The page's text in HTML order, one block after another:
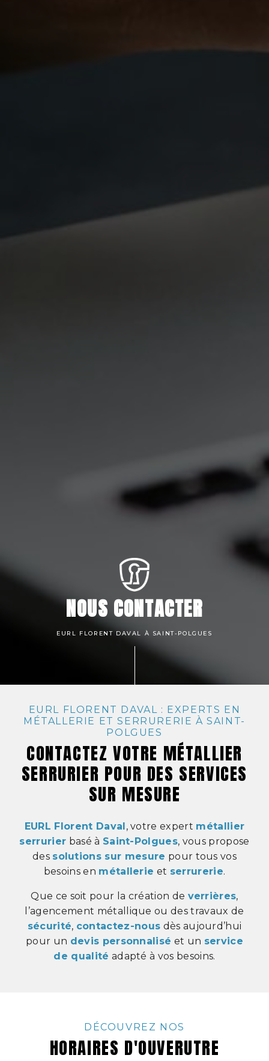
NOUS CONTACTER
EURL FLORENT DAVAL À SAINT-POLGUES
EURL FLORENT DAVAL : EXPERTS EN
MÉTALLERIE ET SERRURERIE À SAINT-
POLGUES
CONTACTEZ VOTRE MÉTALLIER
SERRURIER POUR DES SERVICES
SUR MESURE
EURL Florent Daval, votre expert métallier
serrurier basé à Saint-Polgues, vous propose
des solutions sur mesure pour tous vos
besoins en métallerie et serrurerie.
Que ce soit pour la création de verrières,
l’agencement métallique ou des travaux de
sécurité, contactez-nous dès aujourd’hui
pour un devis personnalisé et un service
de qualité adapté à vos besoins.
DÉCOUVREZ NOS
HORAIRES D'OUVERUTRE